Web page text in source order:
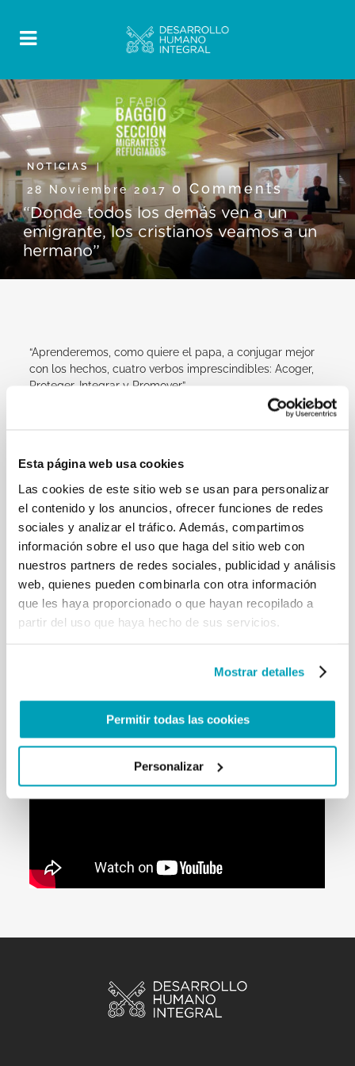
Esta página web usa cookies
Las cookies de este sitio web se usan para personalizar
el contenido y los anuncios, ofrecer funciones de redes
sociales y analizar el tráfico. Además, compartimos
información sobre el uso que haga del sitio web con
nuestros partners de redes sociales, publicidad y análisis
web, quienes pueden combinarla con otra información
que les haya proporcionado o que hayan recopilado a
partir del uso que haya hecho de sus servicios.
Mostrar detalles
Permitir todas las cookies
Personalizar
NOTICIAS
28 Noviembre 20170 Comments
“Donde todos los demás ven a un
emigrante, los cristianos veamos a un
hermano”
“Aprenderemos, como quiere el papa, a conjugar mejor
con los hechos, cuatro verbos imprescindibles: Acoger,
Proteger, Integrar y Promover”.
papa para este tema. En una jornada agotadora,
(medios de comunicación por la mañana, encuentro con
100 representantes institucionales, de asociaciones -
civiles y religiosas- , delegaciones, obispos etc
relacionados con los emigrantes ) ha estado
presentando, en una excelente iniciativa de la Comisión
Episcopal de Migraciones, los20 puntos para los pactos
globales sobre emigrantes, refugiados y victimas de
trata, con directrices concretas para poner en práctica
cuatro acciones – acoger, proteger, promover e integrar
desplazadas forzosamente. Y sobre todo impactar en las